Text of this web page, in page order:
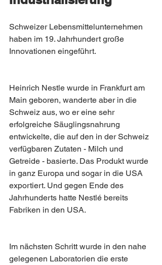
Schweizer Lebensmittelunternehmen
haben im 19. Jahrhundert große
Innovationen eingeführt.
Heinrich Nestle wurde in Frankfurt am
Main geboren, wanderte aber in die
Schweiz aus, wo er eine sehr
erfolgreiche Säuglingsnahrung
entwickelte, die auf den in der Schweiz
verfügbaren Zutaten - Milch und
Getreide - basierte. Das Produkt wurde
in ganz Europa und sogar in die USA
exportiert. Und gegen Ende des
Jahrhunderts hatte Nestlé bereits
Fabriken in den USA.
Im nächsten Schritt wurde in den nahe
gelegenen Laboratorien die erste